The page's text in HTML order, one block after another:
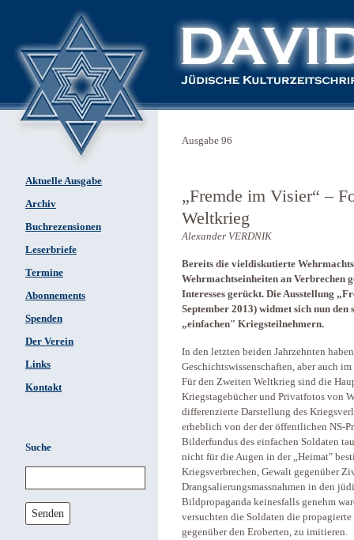
Aktuelle Ausgabe
Archiv
Buchrezensionen
Leserbriefe
Termine
Abonnements
Spenden
Der Verein
Links
Kontakt
Suche
Senden
Ausgabe 96
„Fremde im Visier“ –
Weltkrieg
Alexander VERDNIK
Bereits die vieldiskutierte
Wehrmachtseinheiten an Verbrechen
Interesses gerückt. Die Ausstellung
September 2013) widmet sich nun
„einfachen" Kriegsteilnehmern.
In den letzten beiden Jahrzehnten
Geschichtswissenschaften, aber auch
Für den Zweiten Weltkrieg sind die
Kriegstagebücher und Privatfotos von
differenzierte Darstellung des
erheblich von der der öffentlichen NS-
Bilderfundus des einfachen Soldaten
nicht für die Augen in der „Heimat"
Kriegsverbrechen, Gewalt gegenüber
Drangsalierungsmassnahmen in den
Bildpropaganda keinesfalls genehm
versuchten die Soldaten die
gegenüber den Eroberten, zu imitieren.